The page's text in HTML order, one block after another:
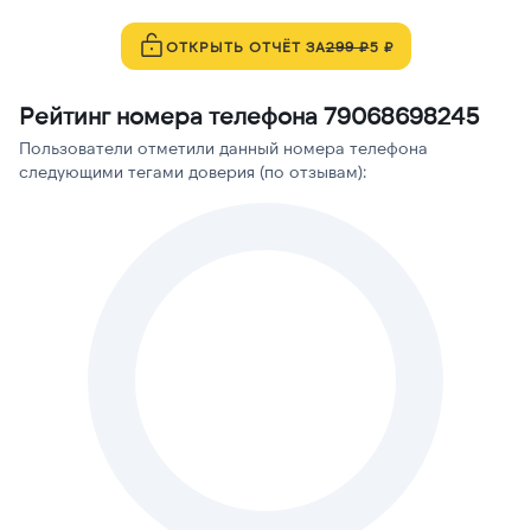
ОТКРЫТЬ ОТЧЁТ ЗА299 ₽5 ₽
Рейтинг номера телефона 79068698245
Пользователи отметили данный номера телефона
следующими тегами доверия (по отзывам):